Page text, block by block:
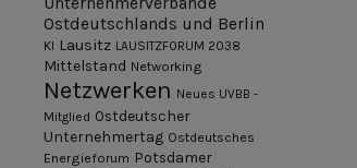
Ostdeutschlands und Berlin
KI Lausitz LAUSITZFORUM 2038
Mittelstand Networking
Netzwerken Neues UVBB -
Mitglied Ostdeutscher
Unternehmertag Ostdeutsches
Energieforum Potsdamer